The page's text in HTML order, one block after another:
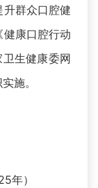
群众口腔健
康口腔行动
生健康委网
施。
年）